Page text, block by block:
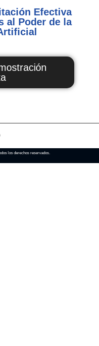
Efectiva
al Poder de la
los derechos reservados.